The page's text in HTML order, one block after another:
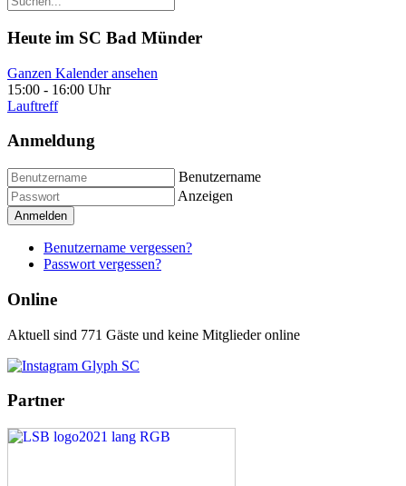
Heute im SC Bad Münder
Ganzen Kalender ansehen
15:00 - 16:00 Uhr
Lauftreff
Anmeldung
Benutzername
Anzeigen
Anmelden
Benutzername vergessen?
Passwort vergessen?
Online
Aktuell sind 771 Gäste und keine Mitglieder online
Partner